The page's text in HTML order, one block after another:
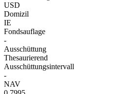
USD
Domizil
IE
Fondsauflage
-
Ausschüttung
Thesaurierend
Ausschüttungsintervall
-
NAV